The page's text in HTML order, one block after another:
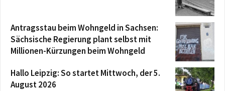
Antragsstau beim Wohngeld in Sachsen:
Sächsische Regierung plant selbst mit
Millionen-Kürzungen beim Wohngeld
Hallo Leipzig: So startet Mittwoch, der 5.
August 2026